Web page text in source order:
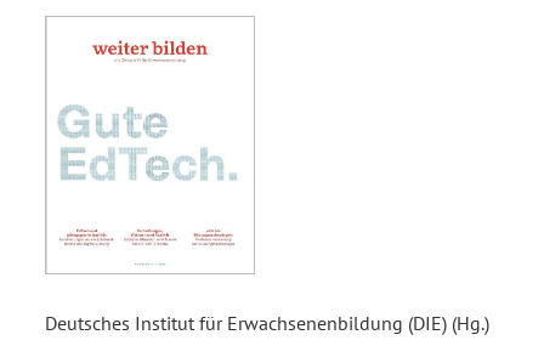
Deutsches Institut für Erwachsenenbildung (DIE) (Hg.)